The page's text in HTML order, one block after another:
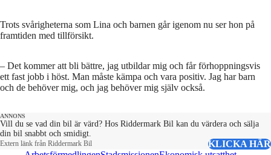
Trots svårigheterna som Lina och barnen går igenom nu ser hon på
framtiden med tillförsikt.
– Det kommer att bli bättre, jag utbildar mig och får förhoppningsvis
ett fast jobb i höst. Man måste kämpa och vara positiv. Jag har barn
och de behöver mig, och jag behöver mig själv också.
ANNONS
Vill du se vad din bil är värd? Hos Riddermark Bil kan du värdera och sälja
din bil snabbt och smidigt.
Extern länk från Riddermark Bil
KLICKA HÄR